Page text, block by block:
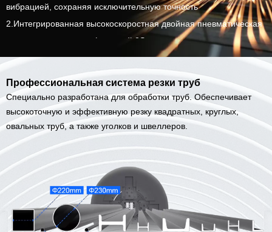
вибрацией, сохраняя исключительную точность
2.Интегрированная высокоскоростная двойная пневматическая
патронная система с функцией 2S зажима, минимальным
вылетом и другими возможностями, предназначена для
предоставления простых, безопасных и экологичных решений
для резки и обработки труб
3.Интеллектуальная система управления, программное
обеспечение CypCut разработано специально для глубокой
кастомизации в лазерной резке, отличается удобством
использования, богатым функционалом и подходит для
различных производственных задач
4.Поддержка обработки различных типов труб, включая гибкие и
разнообразные сечения, для удовлетворения широкого спектра
потребностей клиентов
Профессиональная система резки труб
Специально разработана для обработки труб. Обеспечивает
высокоточную и эффективную резку квадратных, круглых,
овальных труб, а также уголков и швеллеров.